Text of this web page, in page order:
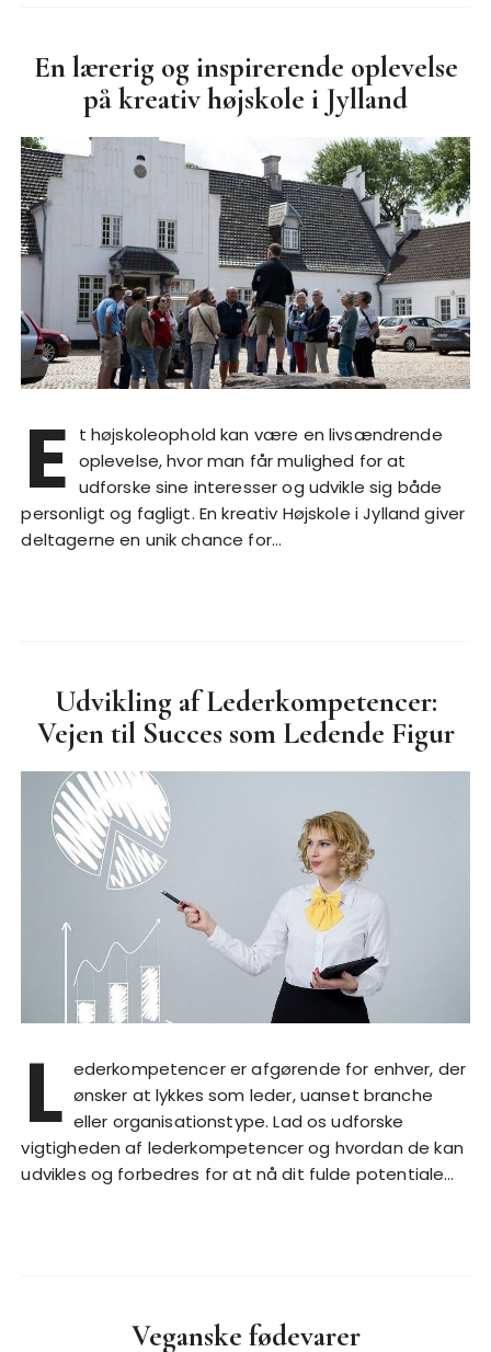
En lærerig og inspirerende oplevelse
på kreativ højskole i Jylland
E
t højskoleophold kan være en livsændrende
oplevelse, hvor man får mulighed for at
udforske sine interesser og udvikle sig både
personligt og fagligt. En kreativ Højskole i Jylland giver
deltagerne en unik chance for…
Udvikling af Lederkompetencer:
Vejen til Succes som Ledende Figur
L ederkompetencer er afgørende for enhver, der
ønsker at lykkes som leder, uanset branche
eller organisationstype. Lad os udforske
vigtigheden af lederkompetencer og hvordan de kan
udvikles og forbedres for at nå dit fulde potentiale…
Veganske fødevarer